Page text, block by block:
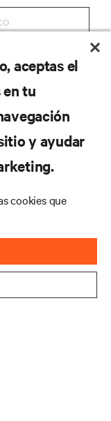
aceptas el
tu
y ayudar
cookies que